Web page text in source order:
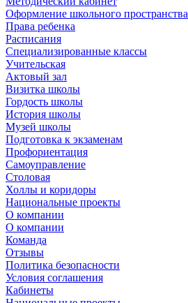
Оформление школьного пространства
Права ребенка
Расписания
Специализированные классы
Учительская
Актовый зал
Визитка школы
Гордость школы
История школы
Музей школы
Подготовка к экзаменам
Профориентация
Самоуправление
Столовая
Холлы и коридоры
Национальные проекты
О компании
О компании
Команда
Отзывы
Политика безопасности
Условия соглашения
Кабинеты